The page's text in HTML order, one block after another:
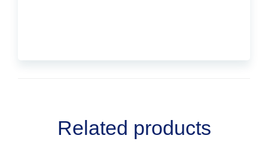
Related products